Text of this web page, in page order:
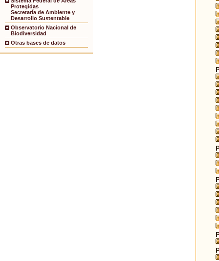
Protegidas
Secretaría de Ambiente y
Desarrollo Sustentable
Observatorio Nacional de
Biodiversidad
Otras bases de datos